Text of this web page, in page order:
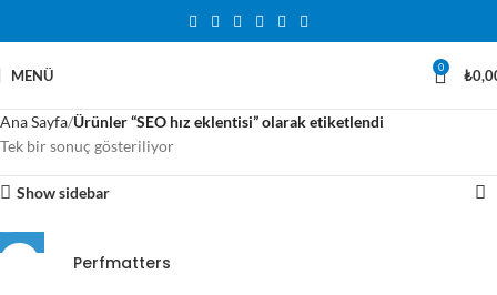
MENÜ 0 ₺
Ana Sayfa Ürünler “SEO hız eklentisi” olarak etiketlendi
Tek bir sonuç gösteriliyor
Show sidebar
Perfmatters